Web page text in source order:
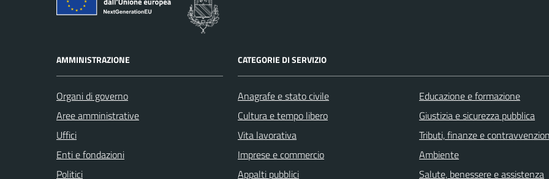
AMMINISTRAZIONE
Organi di governo
Aree amministrative
Uffici
Enti e fondazioni
Politici
CATEGORIE DI SERVIZIO
Anagrafe e stato civile
Cultura e tempo libero
Vita lavorativa
Imprese e commercio
Appalti pubblici
Educazione e formazione
Giustizia e sicurezza pubblica
Tributi, finanze e
Ambiente
Salute, benessere e assistenza